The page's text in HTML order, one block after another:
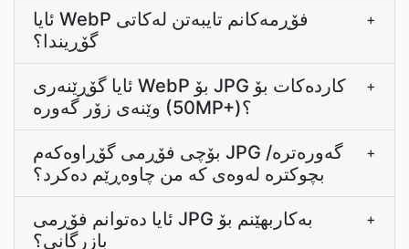
ئایا WebP فۆڕمەکانم تایبەتن لەکاتی
گۆڕیندا؟
+
ئایا گۆڕێنەری WebP بۆ JPG کاردەکات بۆ
وێنەی زۆر گەورە (50MP+)؟
+
بۆچی فۆڕمی گۆڕاوەکەم JPG گەورەترە/
بچوکترە لەوەی کە من چاوەڕێم دەکرد؟
+
ئایا دەتوانم فۆڕمی JPG بەکاربهێنم بۆ
بازرگانی؟
+